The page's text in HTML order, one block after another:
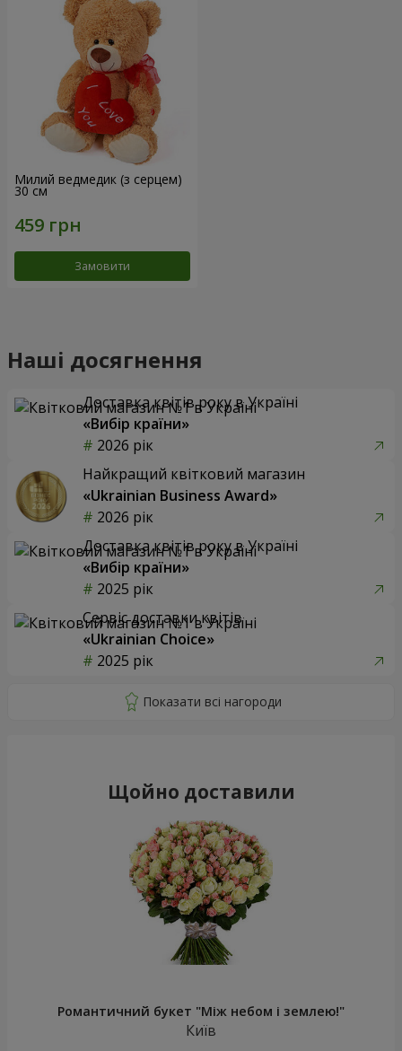
Милий ведмедик (з серцем)
30 см
Замовити
Наші досягнення
Доставка квітів року в Україні
«Вибір країни»
2026 рік
Найкращий квітковий магазин
«Ukrainian Business Award»
2026 рік
Доставка квітів року в Україні
«Вибір країни»
2025 рік
Сервіс доставки квітів
«Ukrainian Choice»
2025 рік
Щойно доставили
Романтичний букет "Між небом і землею!"
Київ